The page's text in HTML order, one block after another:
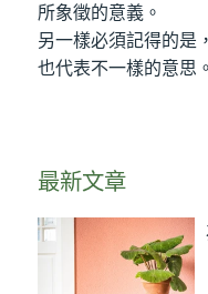
所象徵的意義。
另一樣必須記得的是
也代表不一樣的意思。
最新文章